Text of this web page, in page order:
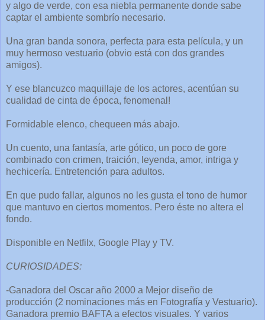
y algo de verde, con esa niebla permanente donde sabe
captar el ambiente sombrío necesario.
Una gran banda sonora, perfecta para esta película, y un
muy hermoso vestuario (obvio está con dos grandes
amigos).
Y ese blancuzco maquillaje de los actores, acentúan su
cualidad de cinta de época, fenomenal!
Formidable elenco, chequeen más abajo.
Un cuento, una fantasía, arte gótico, un poco de gore
combinado con crimen, traición, leyenda, amor, intriga y
hechicería. Entretención para adultos.
En que pudo fallar, algunos no les gusta el tono de humor
que mantuvo en ciertos momentos. Pero éste no altera el
fondo.
Disponible en Netfilx, Google Play y TV.
CURIOSIDADES:
-Ganadora del Oscar año 2000 a Mejor diseño de
producción (2 nominaciones más en Fotografía y Vestuario).
Ganadora premio BAFTA a efectos visuales. Y varios